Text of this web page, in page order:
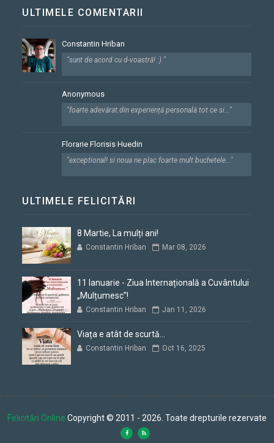
ULTIMELE COMENTARII
Constantin Hriban
"sunt de acord cu d-voastră! :) "
Anonymous
"foarte adevărat.din experiență personală tot ce si..."
Florarie Florisis Huedin
"exceptional! si noua ne plac foarte mult buchetele..."
ULTIMELE FELICITĂRI
8 Martie, La mulți ani!
Constantin Hriban Mar 08, 2026
11 Ianuarie - Ziua Internațională a Cuvântului
„Mulțumesc”!
Constantin Hriban Jan 11, 2026
Viața e atât de scurtă...
Constantin Hriban Oct 16, 2025
Felicitări Online Copyright © 2011 - 2026. Toate drepturile rezervate